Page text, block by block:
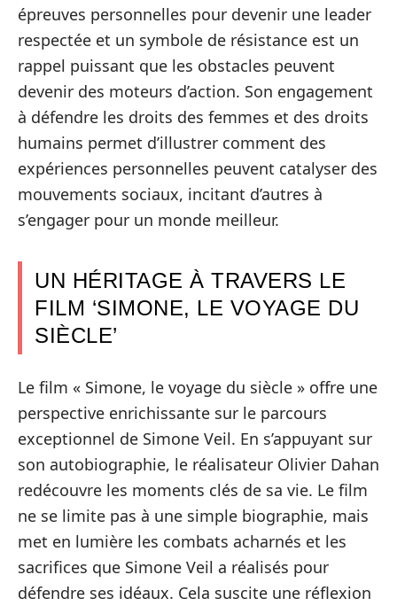
épreuves personnelles pour devenir une leader
respectée et un symbole de résistance est un
rappel puissant que les obstacles peuvent
devenir des moteurs d’action. Son engagement
à défendre les droits des femmes et des droits
humains permet d’illustrer comment des
expériences personnelles peuvent catalyser des
mouvements sociaux, incitant d’autres à
s’engager pour un monde meilleur.
UN HÉRITAGE À TRAVERS LE
FILM ‘SIMONE, LE VOYAGE DU
SIÈCLE’
Le film « Simone, le voyage du siècle » offre une
perspective enrichissante sur le parcours
exceptionnel de Simone Veil. En s’appuyant sur
son autobiographie, le réalisateur Olivier Dahan
redécouvre les moments clés de sa vie. Le film
ne se limite pas à une simple biographie, mais
met en lumière les combats acharnés et les
sacrifices que Simone Veil a réalisés pour
défendre ses idéaux. Cela suscite une réflexion